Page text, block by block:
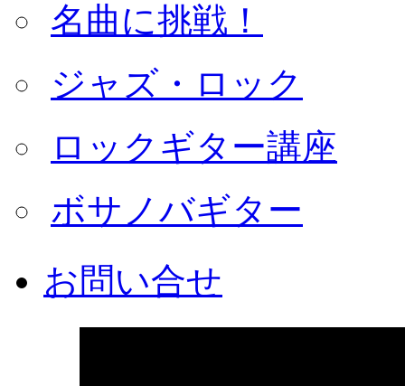
名曲に挑戦！
ジャズ・ロック
ロックギター講座
ボサノバギター
お問い合せ